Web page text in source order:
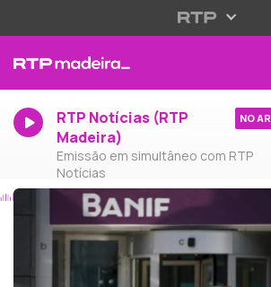
RTP Notícias (RTP
Madeira)
Emissão em simultâneo com RTP
Notícias
NO AR